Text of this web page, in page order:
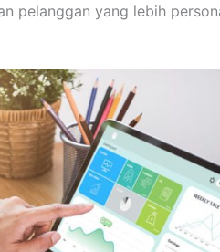
pelanggan yang lebih